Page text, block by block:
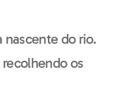
nascente do rio.
os